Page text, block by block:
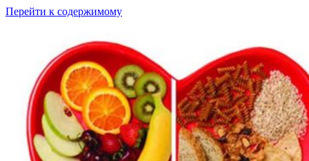
Перейти к содержимому